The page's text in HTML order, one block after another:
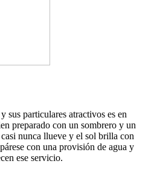
sus particulares atractivos es en
preparado con un sombrero y un
nunca llueve y el sol brilla con
con una provisión de agua y
ese servicio.